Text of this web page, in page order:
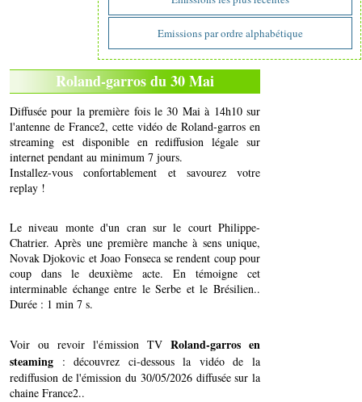
Emissions par ordre alphabétique
Roland-garros du 30 Mai
Diffusée pour la première fois le 30 Mai à 14h10 sur
l'antenne de France2, cette vidéo de Roland-garros en
streaming est disponible en rediffusion légale sur
internet pendant au minimum 7 jours.
Installez-vous confortablement et savourez votre
replay !
Le niveau monte d'un cran sur le court Philippe-
Chatrier. Après une première manche à sens unique,
Novak Djokovic et Joao Fonseca se rendent coup pour
coup dans le deuxième acte. En témoigne cet
interminable échange entre le Serbe et le Brésilien..
Durée : 1 min 7 s.
Voir ou revoir l'émission TV Roland-garros en
steaming : découvrez ci-dessous la vidéo de la
rediffusion de l'émission du 30/05/2026 diffusée sur la
chaine France2..